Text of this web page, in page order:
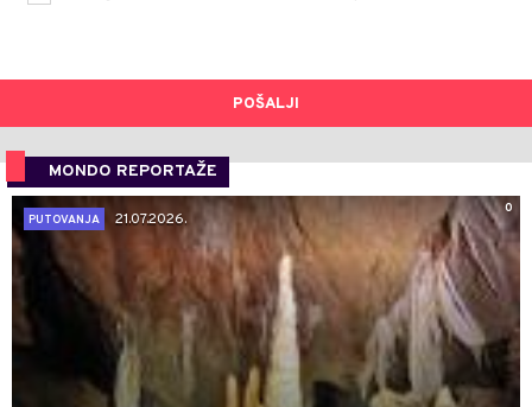
POŠALJI
MONDO REPORTAŽE
0
PUTOVANJA
21.07.2026.